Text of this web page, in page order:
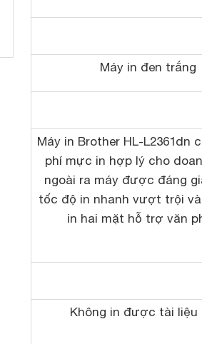
Máy in đen trắng
Máy in Brother HL-L2361dn
phí mực in hợp lý cho
ngoài ra máy được đáng
tốc độ in nhanh vượt trội
in hai mặt hỗ trợ văn
Không in được tài liệu